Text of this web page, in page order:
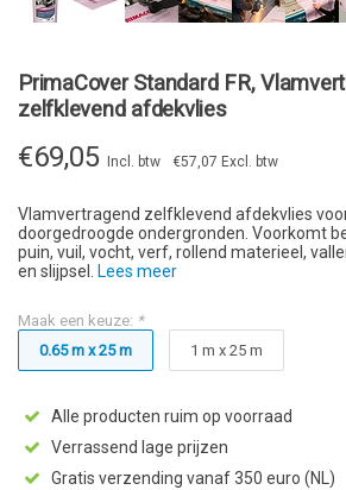
PrimaCover Standard FR,
zelfklevend afdekvlies
€69,05 Incl. btw €57,07 Excl. btw
Vlamvertragend zelfklevend afdekvlies
doorgedroogde ondergronden. Voorkomt
puin, vuil, vocht, verf, rollend materieel,
en slijpsel.
Lees meer
Maak een keuze: *
0.65 m x 25 m
1 m x 25 m
Alle producten ruim op voorraad
Verrassend lage prijzen
Gratis verzending vanaf 350 euro (NL)